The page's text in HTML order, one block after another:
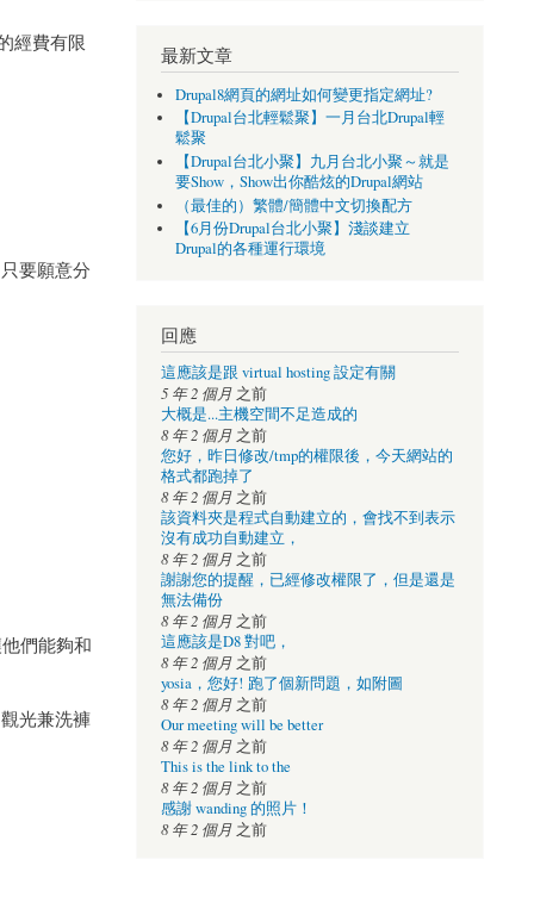
經費有限
要願意分
們能夠和
光兼洗褲
最新文章
Drupal8網頁的網址如何變更指定網址?
【Drupal台北輕鬆聚】一月台北Drupal輕
鬆聚
【Drupal台北小聚】九月台北小聚～就是
要Show，Show出你酷炫的Drupal網站
（最佳的）繁體/簡體中文切換配方
【6月份Drupal台北小聚】淺談建立
Drupal的各種運行環境
回應
這應該是跟 virtual hosting 設定有關
5 年 2 個月之前
大概是...主機空間不足造成的
8 年 2 個月之前
您好，昨日修改/tmp的權限後，今天網站的
格式都跑掉了
8 年 2 個月之前
該資料夾是程式自動建立的，會找不到表示
沒有成功自動建立，
8 年 2 個月之前
謝謝您的提醒，已經修改權限了，但是還是
無法備份
8 年 2 個月之前
這應該是D8 對吧，
8 年 2 個月之前
yosia，您好! 跑了個新問題，如附圖
8 年 2 個月之前
Our meeting will be better
8 年 2 個月之前
This is the link to the
8 年 2 個月之前
感謝 wanding 的照片！
8 年 2 個月之前